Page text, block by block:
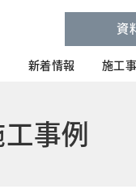
資
新着情報 施工
事例